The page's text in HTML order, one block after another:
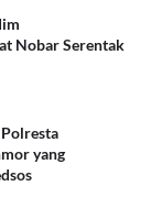
Nobar Serentak
yang